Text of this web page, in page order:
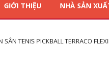
GIỚI THIỆU NHÀ SẢN
SÂN TENIS PICKBALL TERRACO